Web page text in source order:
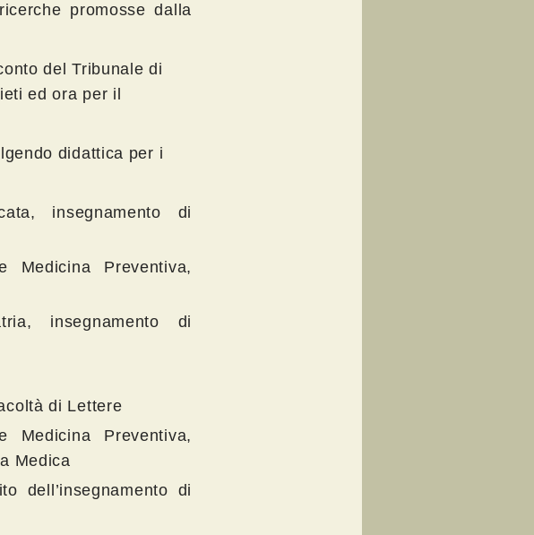
promosse dalla
del Tribunale di
ed ora per il
didattica per i
insegnamento di
Medicina Preventiva,
insegnamento di
di Lettere
Medicina Preventiva,
Medica
dell’insegnamento di